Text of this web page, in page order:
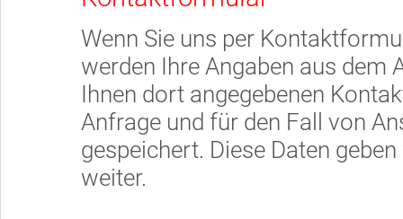
Wenn Sie uns per
werden Ihre Angaben aus
Ihnen dort angegebenen
Anfrage und für den Fall von
gespeichert. Diese Daten
weiter.